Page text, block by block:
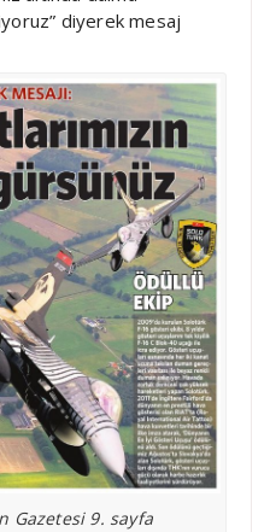
diyerek mesaj
Gazetesi 9. sayfa